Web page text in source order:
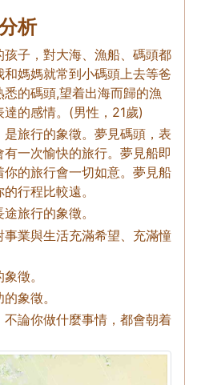
析
子，對大海、漁船、碼頭都
媽媽就常到小碼頭上去等爸
的碼頭,望着出海而歸的漁
的感情。(男性，21歲)
旅行的象徵。夢見碼頭，表
一次愉快的旅行。夢見船即
的旅行會一切如意。夢見船
行程比較遠。
旅行的象徵。
業與生活充滿希望、充滿憧
徵。
象徵。
論你做什麼事情，都會朝着